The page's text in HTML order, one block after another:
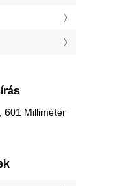
601 Milliméter